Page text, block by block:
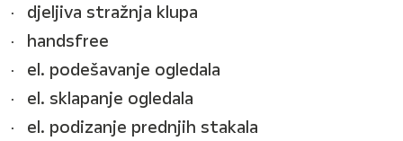
djeljiva stražnja klupa
handsfree
el. podešavanje ogledala
el. sklapanje ogledala
el. podizanje prednjih stakala